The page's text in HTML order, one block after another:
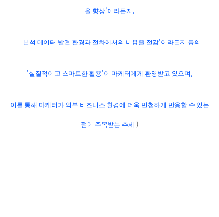
을 향상'이라든지 ,
'분석 데이터 발견 환경과 절차에서의 비용을 절감'이라든지 등의
'실질적이고 스마트한 활용'이 마케터에게 환영받고 있으며 ,
이를 통해 마케터가 외부 비즈니스 환경에 더욱 민첩하게 반응할 수 있는
점이 주목받는 추세 )